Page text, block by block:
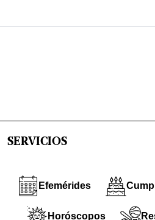
SERVICIOS
Efemérides
Horóscopos